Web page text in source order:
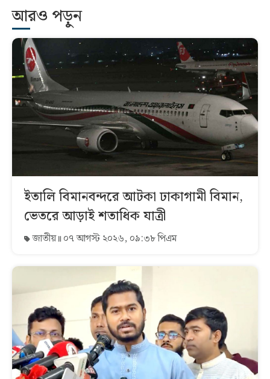
আরও পড়ুন
ইতালি বিমানবন্দরে আটকা ঢাকাগামী বিমান,
ভেতরে আড়াই শতাধিক যাত্রী
জাতীয় ০৭ আগস্ট ২০২৬, ০৯:৩৮ পিএম